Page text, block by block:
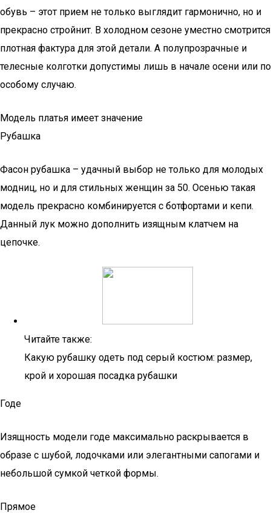
обувь – этот прием не только выглядит гармонично, но и
прекрасно стройнит. В холодном сезоне уместно смотрится
плотная фактура для этой детали. А полупрозрачные и
телесные колготки допустимы лишь в начале осени или по
особому случаю.
Модель платья имеет значение
Рубашка
Фасон рубашка – удачный выбор не только для молодых
модниц, но и для стильных женщин за 50. Осенью такая
модель прекрасно комбинируется с ботфортами и кепи.
Данный лук можно дополнить изящным клатчем на
цепочке.
Читайте также:
Какую рубашку одеть под серый костюм: размер,
крой и хорошая посадка рубашки
Годе
Изящность модели годе максимально раскрывается в
образе с шубой, лодочками или элегантными сапогами и
небольшой сумкой четкой формы.
Прямое